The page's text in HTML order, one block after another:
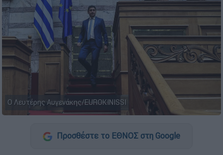
Ο Λευτέρης Αυγενάκης/EUROKINISSI
Προσθέστε το ΕΘΝΟΣ στη Google